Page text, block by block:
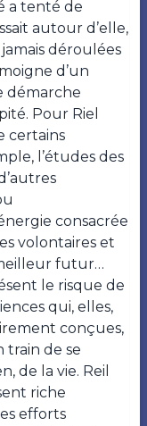
a tenté de
autour d’elle,
déroulées
d’un
démarche
Pour Riel
certains
l’études des
consacrée
volontaires et
futur…
le risque de
qui, elles,
conçues,
train de se
de la vie. Reil
riche
efforts